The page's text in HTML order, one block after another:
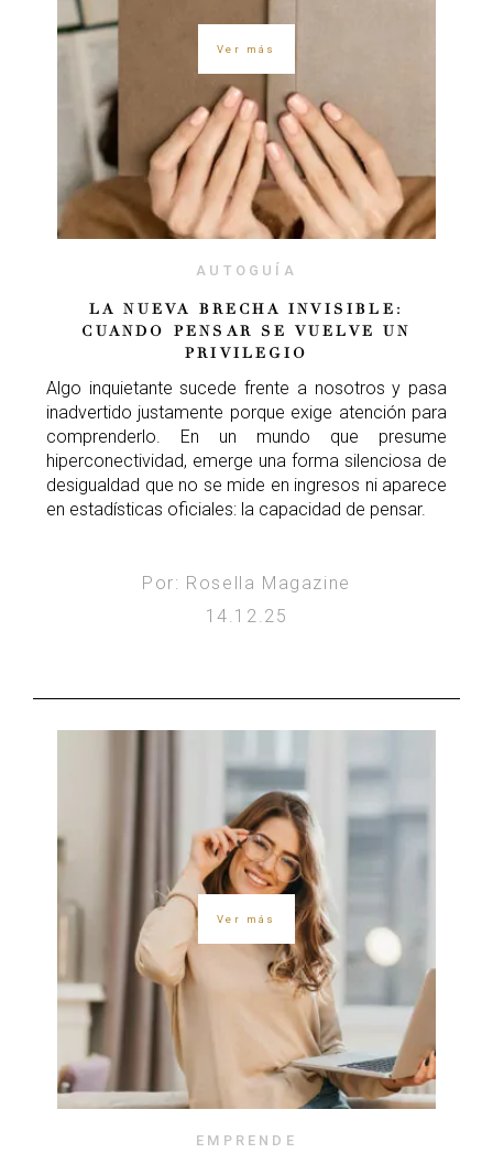
Ver más
AUTOGUÍA
LA NUEVA BRECHA INVISIBLE:
CUANDO PENSAR SE VUELVE UN
PRIVILEGIO
Algo inquietante sucede frente a nosotros y pasa
inadvertido justamente porque exige atención para
comprenderlo. En un mundo que presume
hiperconectividad, emerge una forma silenciosa de
desigualdad que no se mide en ingresos ni aparece
en estadísticas oficiales: la capacidad de pensar.
Por: Rosella Magazine
14.12.25
Ver más
EMPRENDE